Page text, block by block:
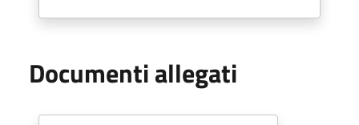
Documenti allegati